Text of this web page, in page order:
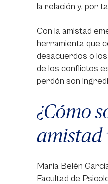
la relación y, por
Con la amistad
herramienta que
desacuerdos o
de los conflictos
perdón son
¿Cómo
amistad
María Belén
Facultad de